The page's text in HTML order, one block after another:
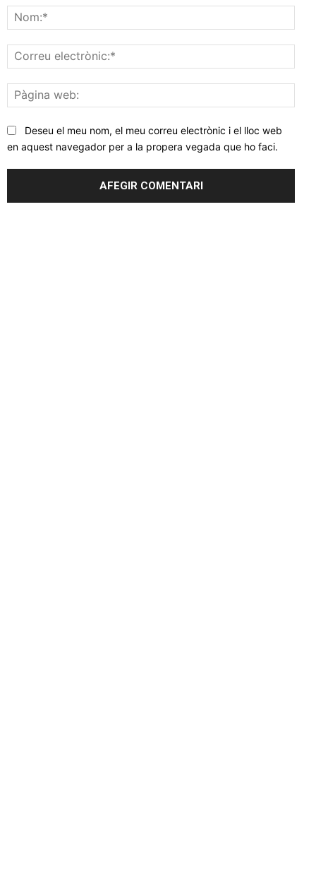
web:
Deseu el meu nom, el meu correu electrònic i el lloc web
en aquest navegador per a la propera vegada que ho faci.